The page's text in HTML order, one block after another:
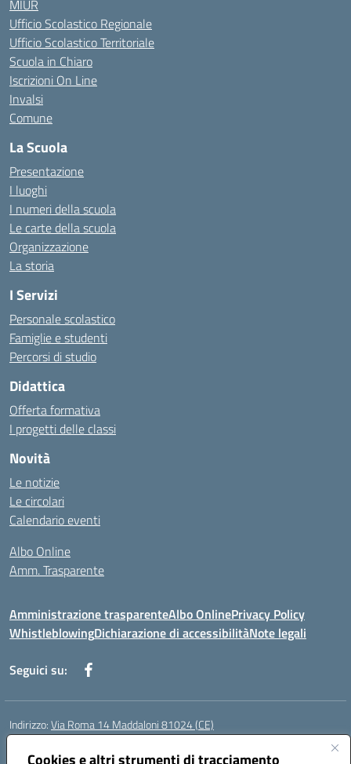
Cookies e altri strumenti di tracciamento
MIUR
Ufficio Scolastico Regionale
Ufficio Scolastico Territoriale
Scuola in Chiaro
Iscrizioni On Line
Invalsi
Comune
La Scuola
Presentazione
I luoghi
I numeri della scuola
Le carte della scuola
Organizzazione
La storia
I Servizi
Personale scolastico
Famiglie e studenti
Percorsi di studio
Didattica
Offerta formativa
I progetti delle classi
Novità
Le notizie
Le circolari
Calendario eventi
Albo Online
Amm. Trasparente
Amministrazione trasparenteAlbo OnlinePrivacy Policy
WhistleblowingDichiarazione di accessibilitàNote legali
Seguici su:
Indirizzo:Via Roma 14 Maddaloni 81024 (CE)
Centralino:
Posta elettronica certificata (PEC):ceic8an00r@pec.istruzione.it